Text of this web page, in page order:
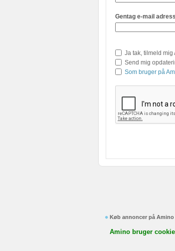
Gentag e-mail
Ja tak, tilmeld
Send mig
Som bruger på
Køb annoncer på Amino
Amino bruger